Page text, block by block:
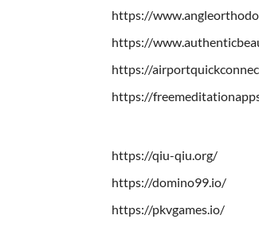
https://
https://
https://
https://
https://qiu-qiu.org/
https://domino99.io/
https://pkvgames.io/